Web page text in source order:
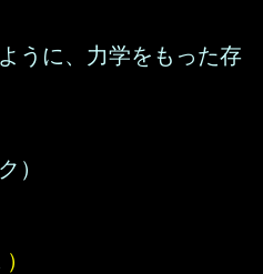
うに、力学をもった存
）
）